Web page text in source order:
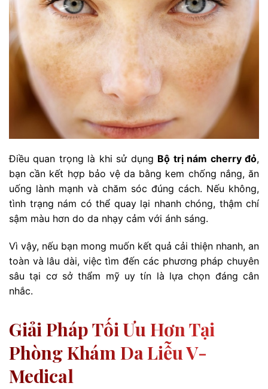
Điều quan trọng là khi sử dụng Bộ trị nám cherry đỏ,
bạn cần kết hợp bảo vệ da bằng kem chống nắng, ăn
uống lành mạnh và chăm sóc đúng cách. Nếu không,
tình trạng nám có thể quay lại nhanh chóng, thậm chí
sậm màu hơn do da nhạy cảm với ánh sáng.
Vì vậy, nếu bạn mong muốn kết quả cải thiện nhanh, an
toàn và lâu dài, việc tìm đến các phương pháp chuyên
sâu tại cơ sở thẩm mỹ uy tín là lựa chọn đáng cân
nhắc.
Giải Pháp Tối Ưu Hơn Tại
Phòng Khám Da Liễu V-
Medical